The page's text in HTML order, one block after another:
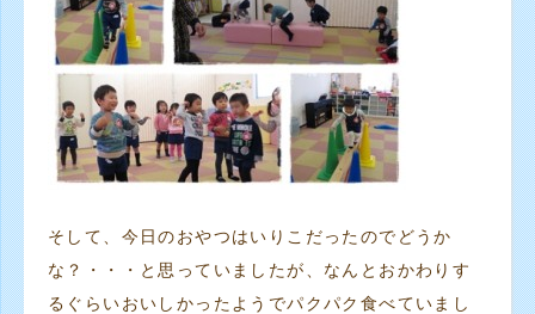
そして、今日のおやつはいりこだったのでどうか
な？・・・と思っていましたが、なんとおかわりす
るぐらいおいしかったようでパクパク食べていまし